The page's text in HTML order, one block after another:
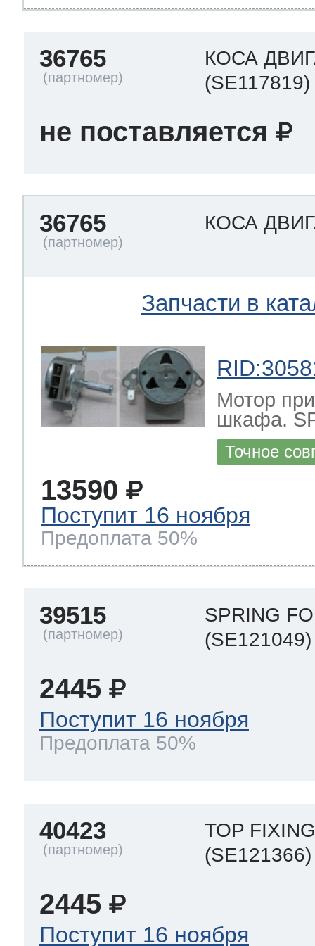
36765
КОСА
(SE117819)
не поставляется
36765 КОСА
Запчасти в
Мотор
шкафа.
Точное
13590
Поступит 16 ноября
Предоплата 50%
39515
SPRING
(SE121049)
2445
Поступит 16 ноября
Предоплата 50%
40423
TOP
(SE121366)
2445
Поступит 16 ноября